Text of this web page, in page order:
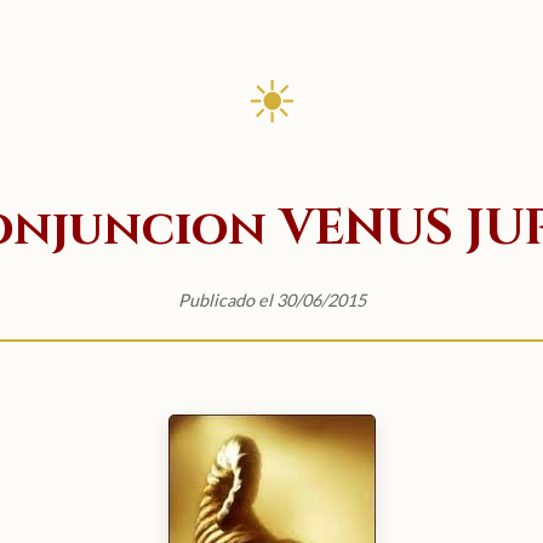
☀
VENUS
Publicado el 30/06/2015